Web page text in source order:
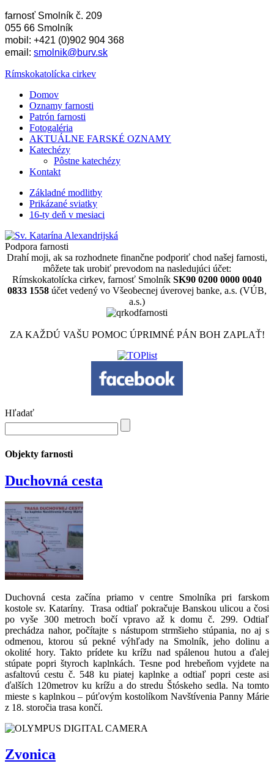
farnosť Smolník č. 209
055 66 Smolník
mobil: +421 (0)902 904 368
email: smolnik@burv.sk
Rímskokatolícka cirkev
Domov
Oznamy farnosti
Patrón farnosti
Fotogaléria
AKTUÁLNE FARSKÉ OZNAMY
Katechézy
Pôstne katechézy
Kontakt
Základné modlitby
Prikázané sviatky
16-ty deň v mesiaci
Podpora farnosti
Drahí moji, ak sa rozhodnete finančne podporiť chod našej farnosti,
môžete tak urobiť prevodom na nasledujúci účet:
Rímskokatolícka cirkev, farnosť Smolník SK90 0200 0000 0040
0833 1558 účet vedený vo Všeobecnej úverovej banke, a.s. (VÚB,
a.s.)
ZA KAŽDÚ VAŠU POMOC ÚPRIMNÉ PÁN BOH ZAPLAŤ!
Hľadať
Objekty farnosti
Duchovná cesta
Duchovná cesta začína priamo v centre Smolníka pri farskom
kostole sv. Kataríny. Trasa odtiaľ pokračuje Banskou ulicou a čosi
po vyše 300 metroch bočí vpravo až k domu č. 299. Odtiaľ
prechádza nahor, počítajte s nástupom strmšieho stúpania, no aj s
odmenou, ktorou sú pekné výhľady na Smolník, jeho dolinu a
okolité hory. Takto prídete ku krížu nad spálenou hutou a ďalej
stúpate popri štyroch kaplnkách. Tesne pod hrebeňom vyjdete na
asfaltovú cestu č. 548 ku piatej kaplnke a odtiaľ popri ceste asi
ďalších 120metrov ku krížu a do stredu Štóskeho sedla. Na tomto
mieste s kaplnkou – púťovým kostolíkom Navštívenia Panny Márie
z 18. storočia trasa končí.
Zvonica